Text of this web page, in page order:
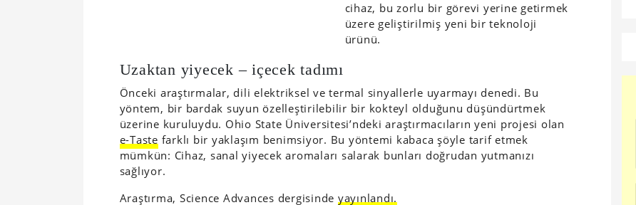
cihaz, bu zorlu bir görevi yerine getirmek
üzere geliştirilmiş yeni bir teknoloji
ürünü.
Uzaktan yiyecek – içecek tadımı
Önceki araştırmalar, dili elektriksel ve termal sinyallerle uyarmayı denedi. Bu
yöntem, bir bardak suyun özelleştirilebilir bir kokteyl olduğunu düşündürtmek
üzerine kuruluydu. Ohio State Üniversitesi’ndeki araştırmacıların yeni projesi olan
e-Taste farklı bir yaklaşım benimsiyor. Bu yöntemi kabaca şöyle tarif etmek
mümkün: Cihaz, sanal yiyecek aromaları salarak bunları doğrudan yutmanızı
sağlıyor.
Araştırma, Science Advances dergisinde yayınlandı.